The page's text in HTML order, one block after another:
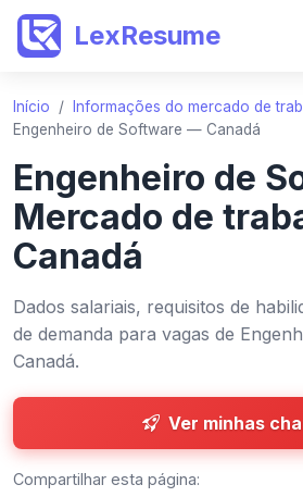
LexResume
Início / Informações do mercado de
Engenheiro de Software — Canadá
Engenheiro de
Mercado de
Canadá
Dados salariais, requisitos de
de demanda para vagas de
Canadá.
Ver minhas
Compartilhar esta página: